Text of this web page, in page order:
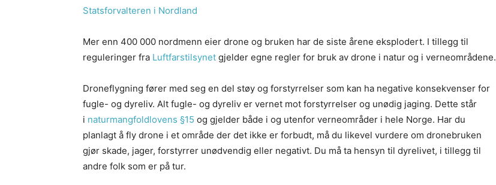
Statsforvalteren i Nordland
Mer enn 400 000 nordmenn eier drone og bruken har de siste årene eksplodert. I tillegg til
reguleringer fra Luftfarstilsynet gjelder egne regler for bruk av drone i natur og i verneområdene.
Droneflygning fører med seg en del støy og forstyrrelser som kan ha negative konsekvenser for
fugle- og dyreliv. Alt fugle- og dyreliv er vernet mot forstyrrelser og unødig jaging. Dette står
i naturmangfoldlovens §15 og gjelder både i og utenfor verneområder i hele Norge. Har du
planlagt å fly drone i et område der det ikke er forbudt, må du likevel vurdere om dronebruken
gjør skade, jager, forstyrrer unødvendig eller negativt. Du må ta hensyn til dyrelivet, i tillegg til
andre folk som er på tur.